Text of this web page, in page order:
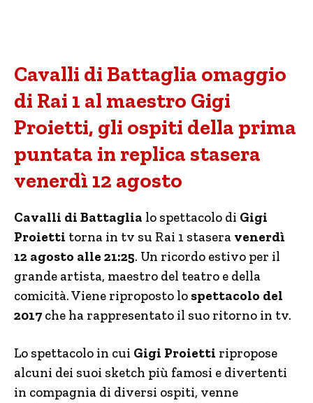
Cavalli di Battaglia omaggio
di Rai 1 al maestro Gigi
Proietti, gli ospiti della prima
puntata in replica stasera
venerdì 12 agosto
Cavalli di Battaglia lo spettacolo di Gigi
Proietti torna in tv su Rai 1 stasera venerdì
12 agosto alle 21:25. Un ricordo estivo per il
grande artista, maestro del teatro e della
comicità. Viene riproposto lo spettacolo del
2017 che ha rappresentato il suo ritorno in tv.
Lo spettacolo in cui Gigi Proietti ripropose
alcuni dei suoi sketch più famosi e divertenti
in compagnia di diversi ospiti, venne